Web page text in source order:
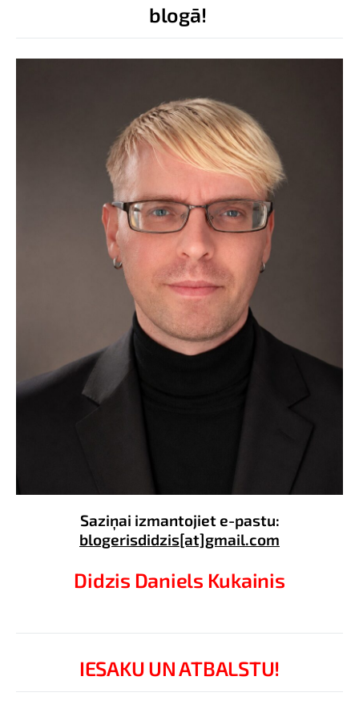
blogā!
Saziņai izmantojiet e-pastu:
blogerisdidzis[at]gmail.com
Didzis Daniels Kukainis
IESAKU UN ATBALSTU!